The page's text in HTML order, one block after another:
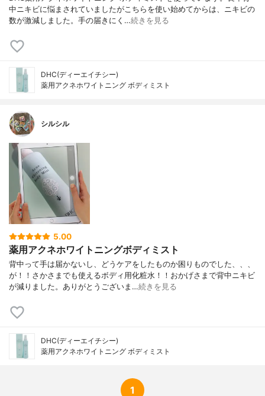
中ニキビに悩まされていましたがこちらを使い始めてからは、ニキビの
数が激減しました。手の届きにく…続きを見る
DHC(ディーエイチシー)
薬用アクネホワイトニング ボディミスト
シルシル
5.00
薬用アクネホワイトニングボディミスト
背中って手は届かないし、どうケアをしたものか困りものでした、、、
が！！さかさまでも使えるボディ用化粧水！！おかげさまで背中ニキビ
が減りました。ありがとうございま…続きを見る
DHC(ディーエイチシー)
薬用アクネホワイトニング ボディミスト
1